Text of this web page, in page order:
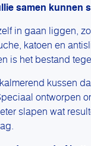
samen kunnen
in gaan liggen,
katoen en
is het bestand
kussen
ontworpen
slapen wat